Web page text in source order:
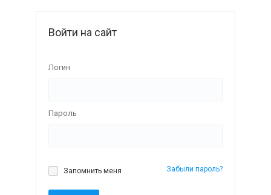
Войти на сайт
Логин
Пароль
Запомнить меня Забыли пароль?